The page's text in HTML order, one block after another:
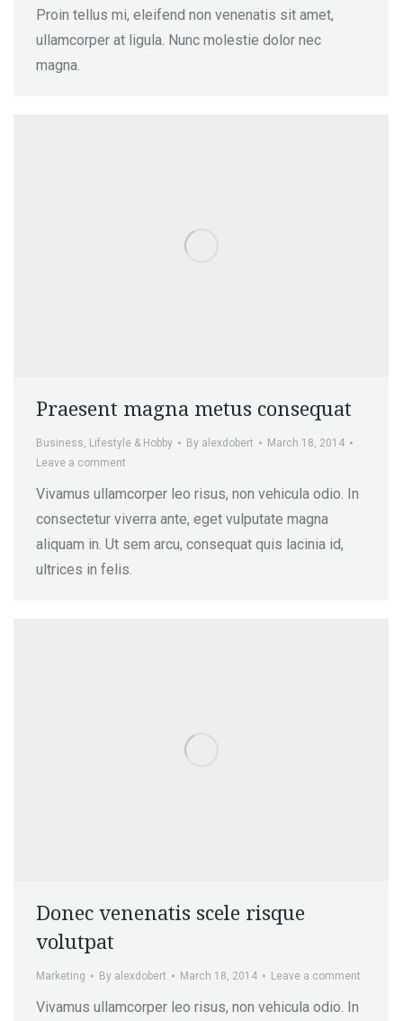
Proin tellus mi, eleifend non venenatis sit amet,
ullamcorper at ligula. Nunc molestie dolor nec
magna.
Praesent magna metus consequat
Business, Lifestyle & Hobby By alexdobert
March 18, 2014
Leave a comment
Vivamus ullamcorper leo risus, non vehicula odio. In
consectetur viverra ante, eget vulputate magna
aliquam in. Ut sem arcu, consequat quis lacinia id,
ultrices in felis.
Donec venenatis scele risque
volutpat
Marketing By alexdobert March 18, 2014 Leave a comment
Vivamus ullamcorper leo risus, non vehicula odio. In